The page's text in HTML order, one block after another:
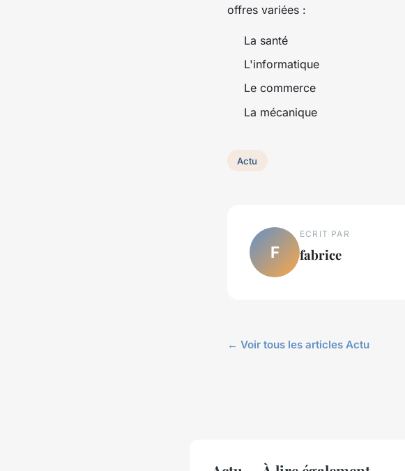
offres variées :
La santé
L'informatique
Le commerce
La mécanique
Actu
F
ECRIT PAR
fabrice
← Voir tous les articles Actu